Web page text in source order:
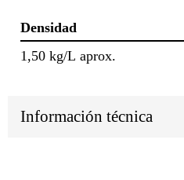
Densidad
1,50 kg/L aprox.
Información técnica